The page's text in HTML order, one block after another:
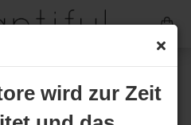
wird zur Zeit